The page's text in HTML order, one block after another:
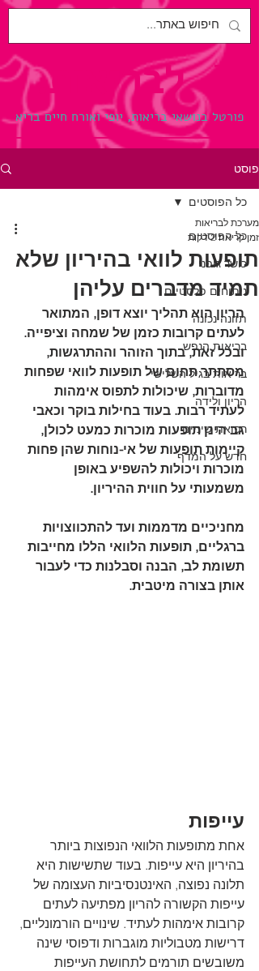
לבריאות.
פורטל בנושאי בריאות, יופי ואורח חיים בריא
פוסט
כל הפוסטים
כושר גופני
ניתוחים פלסטיים
תזונה נכונה
בריאות הנפש
בריאות בגיל השלישי
הריון ולידה
רפואת שיניים
חדש על המדף
כל הפוסטים
תופעות לוואי בהיריון שלא
תמיד מדברים עליהן
מערכת לבריאות
זמן קריאה 2 דקות
הריון הוא תהליך יוצא דופן, המתואר
לעתים קרובות כזמן של שמחה וציפייה.
ובכל זאת, בתוך הזוהר וההתרגשות,
מסתתר תחום של תופעות לוואי שפחות
מדוברות, שיכולות לתפוס אימהות
לעתיד רבות. בעוד בחילות בוקר וכאבי
גב הינן תופעות מוכרות כמעט לכולן,
קיימות תופעות של אי-נוחות שהן פחות
מוכרות ויכולות להשפיע באופן
משמעותי על חווית ההיריון.
מחניכיים מדממות ועד להתכווצויות
ברגליים, תופעות הלוואי הללו מחייבות
תשומת לב, הבנה וסבלנות כדי לעבור
אותן בצורה מיטבית.
עייפות
אחת מתופעות הלוואי הנפוצות ביותר
בהיריון היא עייפות. בעוד שתשישות היא
תלונה נפוצה, האינטנסיביות העצומה של
עייפות הקשורה להריון מפתיעה לעתים
קרובות אימהות לעתיד. שינויים הורמונליים,
דרישות מטבוליות מוגברות ודפוסי שינה
משובשים תורמים לתחושת העייפות